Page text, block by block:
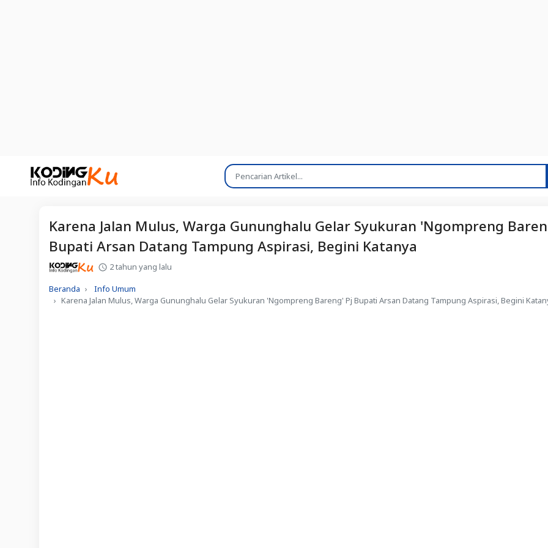
Karena Jalan Mulus, Warga Gununghalu Gelar Syukuran 'Ngompreng
Bupati Arsan Datang Tampung Aspirasi, Begini Katanya
2 tahun yang lalu
Beranda
Info Umum
Karena Jalan Mulus, Warga Gununghalu Gelar Syukuran 'Ngompreng Bareng' Pj Bupati Arsan Datang Tampung Aspirasi, Begini